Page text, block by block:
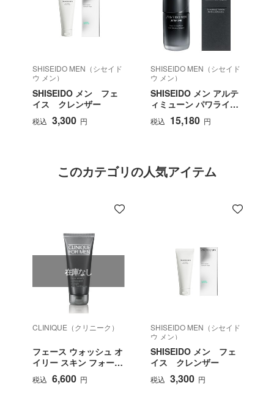
SHISEIDO MEN（シセイド
ウ メン）
SHISEIDO メン フェ
イス クレンザー
税込 3,300 円
SHISEIDO MEN（シセイド
ウ メン）
SHISEIDO メン アルテ
ィミューン パワライジ
ング セラム 50mL
税込 15,180 円
このカテゴリの人気アイテム
在庫なし
CLINIQUE（クリニーク）
フェース ウォッシュ オ
イリー スキン フォーミ
ュラ
税込 6,600 円
SHISEIDO MEN（シセイド
ウ メン）
SHISEIDO メン フェ
イス クレンザー
税込 3,300 円